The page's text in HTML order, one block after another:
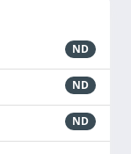
ND
ND
ND